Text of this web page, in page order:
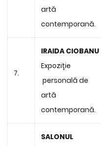
artă
contemporană.
7.
IRAIDA CIOBANU
Expoziție
personală de
artă
contemporană.
SALONUL